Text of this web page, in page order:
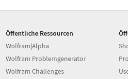
Öffentliche Ressourcen
Wolfram|Alpha
Wolfram Problemgenerator
Wolfram Challenges